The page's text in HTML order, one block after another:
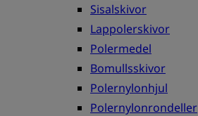
Sisalskivor
Lappolerskivor
Polermedel
Bomullsskivor
Polernylonhjul
Polernylonrondeller